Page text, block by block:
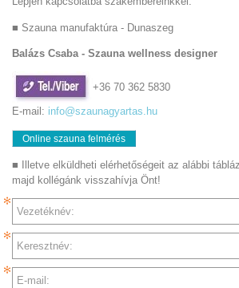
■ Szauna manufaktúra - Dunaszeg
Balázs Csaba - Szauna wellness designer
+36 70 362 5830
E-mail: info@szaunagyartas.hu
Online szauna felmérés
■ Illetve elküldheti elérhetőségeit az alábbi
majd kollégánk visszahívja Önt!
Vezetéknév:
Keresztnév:
E-mail: